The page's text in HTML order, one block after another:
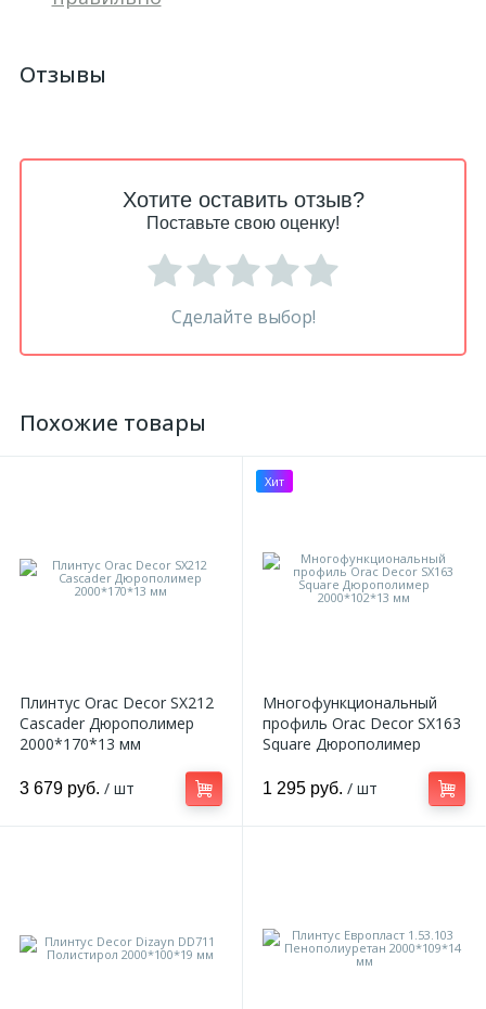
Отзывы
Хотите оставить отзыв?
Поставьте свою оценку!
Сделайте выбор!
Похожие товары
Плинтус Orac Decor SX212
Cascader Дюрополимер
2000*170*13 мм
3 679 руб. / шт
Хит
Многофункциональный
профиль Orac Decor SX163
Square Дюрополимер
1 295 руб. / шт